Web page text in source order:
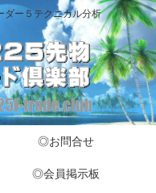
ダー５テクニカル分析
◎お問合せ
◎会員掲示板